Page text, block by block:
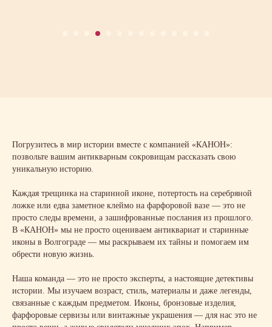
Погрузитесь в мир истории вместе с компанией «КАНОН»:
позвольте вашим антикварным сокровищам рассказать свою
уникальную историю.
Каждая трещинка на старинной иконе, потертость на серебряной
ложке или едва заметное клеймо на фарфоровой вазе — это не
просто следы времени, а зашифрованные послания из прошлого.
В «КАНОН» мы не просто оцениваем антиквариат и старинные
иконы в Волгограде — мы раскрываем их тайны и помогаем им
обрести новую жизнь.
Наша команда — это не просто эксперты, а настоящие детективы
истории. Мы изучаем возраст, стиль, материалы и даже легенды,
связанные с каждым предметом. Иконы, бронзовые изделия,
фарфоровые сервизы или винтажные украшения — для нас это не